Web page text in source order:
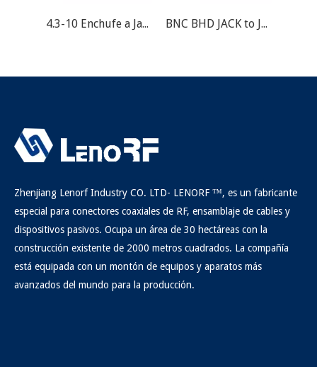
4.3-10 Enchufe a Jack RF Adapter BNC BHD JACK to Jack RF Adapter
Zhenjiang Lenorf Industry CO. LTD- LENORF ™, es un fabricante
especial para conectores coaxiales de RF, ensamblaje de cables y
dispositivos pasivos. Ocupa un área de 30 hectáreas con la
construcción existente de 2000 metros cuadrados. La compañía
está equipada con un montón de equipos y aparatos más
avanzados del mundo para la producción.